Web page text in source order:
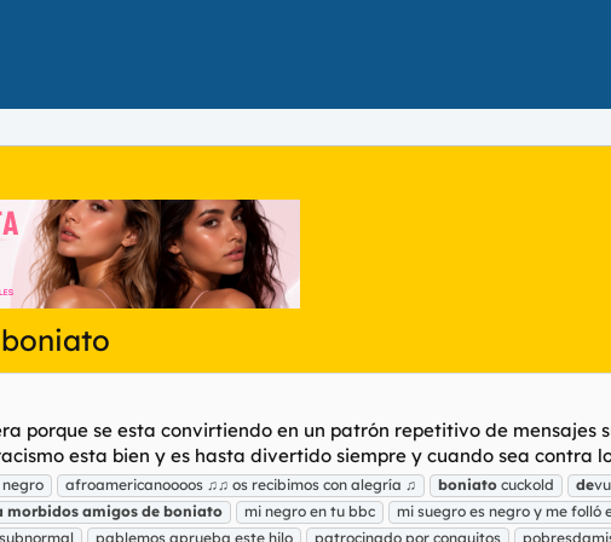
porque se esta convirtiendo en un patrón repetitivo de mensajes
esta bien y es hasta divertido siempre y cuando sea contra
afroamericanoooos ♫♫ os recibimos con alegría ♫ boniato cuckold de
morbidos amigos de boniato mi negro en tu bbc mi suegro es negro y me folló
pablemos aprueba este hilo patrocinado por conguitos